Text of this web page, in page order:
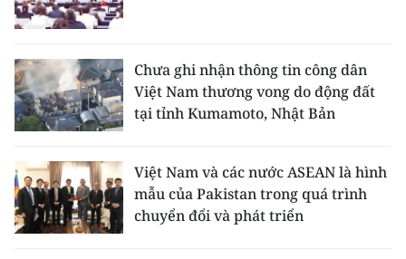
Chưa ghi nhận thông tin công dân
Việt Nam thương vong do động đất
tại tỉnh Kumamoto, Nhật Bản
Việt Nam và các nước ASEAN là hình
mẫu của Pakistan trong quá trình
chuyển đổi và phát triển